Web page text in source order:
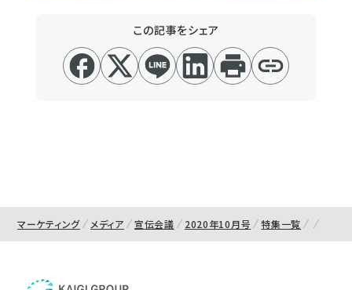
この記事をシェア
マーケティング メディア 宣伝会議 2020年10月号 特集一覧